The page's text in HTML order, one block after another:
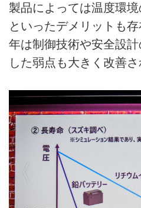
製品によっては温度環
といったデメリットも
年は制御技術や安全設
した弱点も大きく改善さ